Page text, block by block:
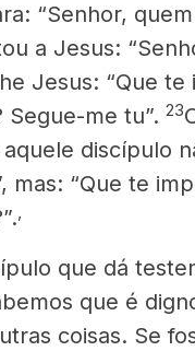
“Senhor,
a Jesus:
Jesus: “Que
Segue-me tu”. 23
discípulo
mas: “Que te
que dá
que é
coisas. Se